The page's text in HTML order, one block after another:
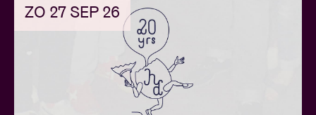
ZO 27 SEP 26